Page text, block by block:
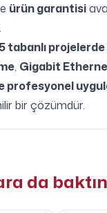
ürün garantisi
tabanlı projelerde
, Gigabit
profesyonel
bir çözümdür.
da